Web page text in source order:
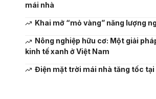
mái nhà
Khai mở “mỏ vàng” năng lượng
Nông nghiệp hữu cơ: Một giải
kinh tế xanh ở Việt Nam
Điện mặt trời mái nhà tăng tốc tại